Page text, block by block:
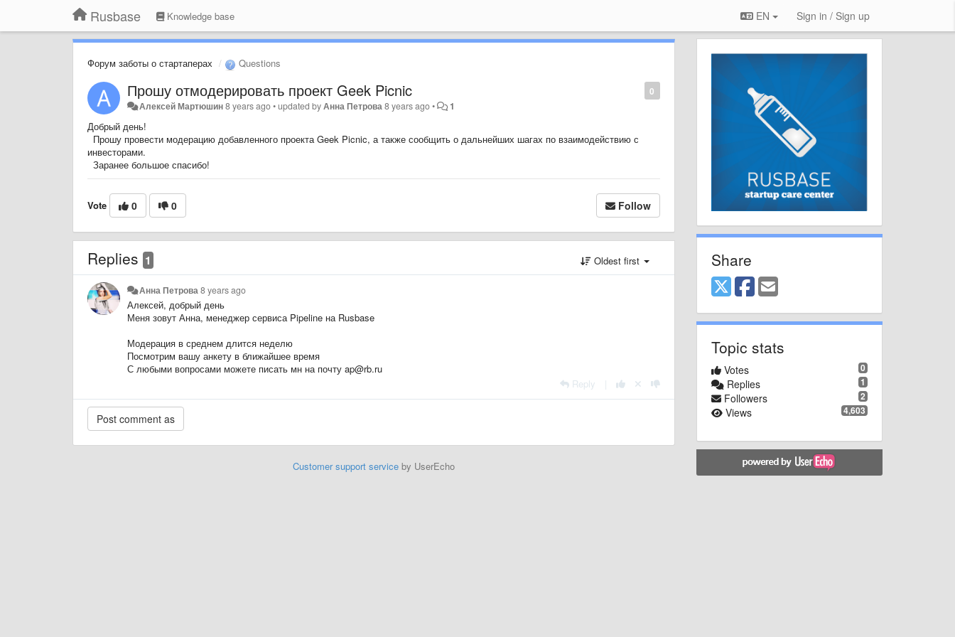
Rusbase Knowledge base EN Sign in / Sign up
Форум заботы о стартаперах Questions
0
Прошу отмодерировать проект Geek Picnic
Алексей Мартюшин8 years ago•updated byАнна Петрова 8 years ago• 1
Добрый день!
Прошу провести модерацию добавленного проекта Geek Picnic, а также сообщить о дальнейших шагах по взаимодействию с
инвесторами.
Заранее большое спасибо!
Vote 0 0 Follow
Replies 1 Oldest first
Анна Петрова 8 years ago
Алексей, добрый день
Меня зовут Анна, менеджер сервиса Pipeline на Rusbase
Модерация в среднем длится неделю
Посмотрим вашу анкету в ближайшее время
С любыми вопросами можете писать мн на почту ap@rb.ru
Reply
Customer support serviceby UserEcho
Share
Topic stats
0
Votes
1
Replies
2
Followers
4,603
Views